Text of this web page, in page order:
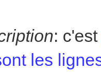
: c'est
les